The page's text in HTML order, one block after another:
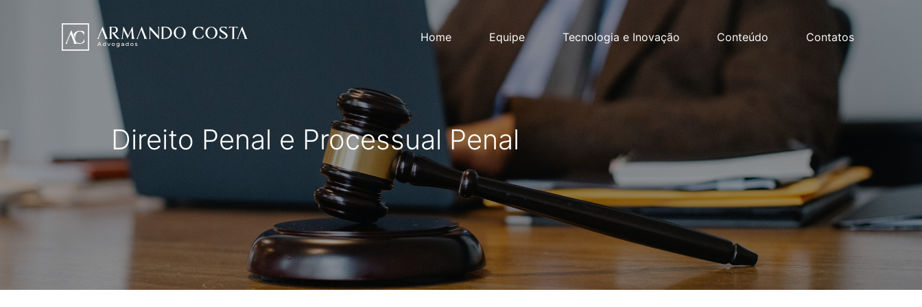
Home Equipe Tecnologia e Inovação Conteúdo Contatos
Direito Penal e Processual Penal